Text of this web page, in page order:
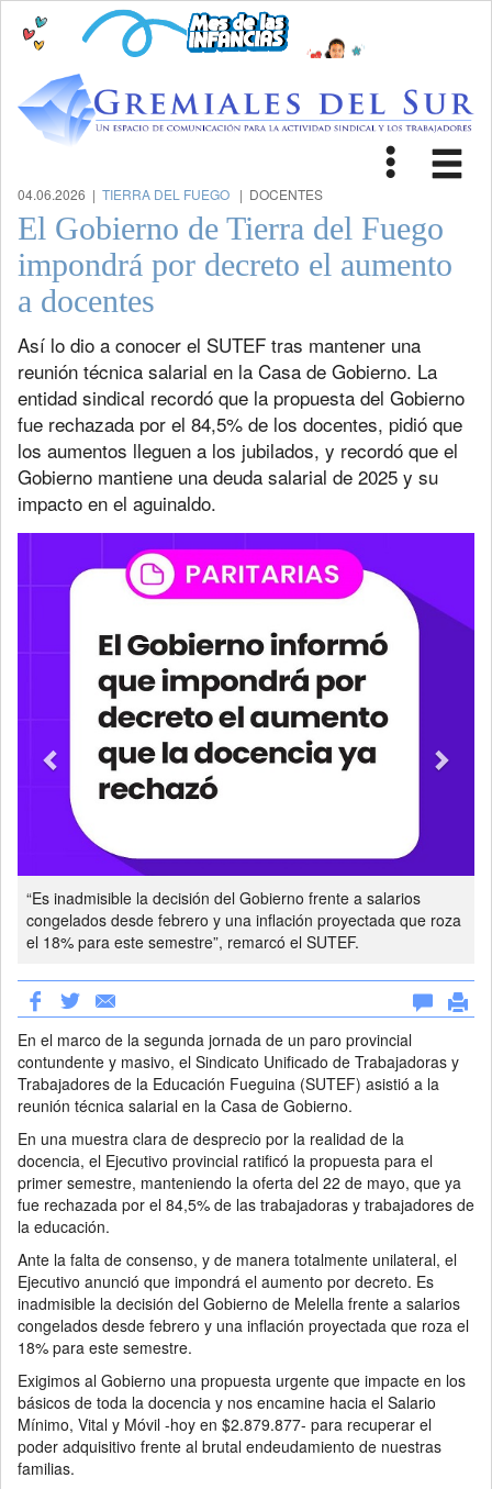
Toggle
04.06.2026 | TIERRA DEL FUEGO | DOCENTES
El Gobierno de Tierra del Fuego
impondrá por decreto el aumento
a docentes
Así lo dio a conocer el SUTEF tras mantener una
reunión técnica salarial en la Casa de Gobierno. La
entidad sindical recordó que la propuesta del Gobierno
fue rechazada por el 84,5% de los docentes, pidió que
los aumentos lleguen a los jubilados, y recordó que el
Gobierno mantiene una deuda salarial de 2025 y su
impacto en el aguinaldo.
“Es inadmisible la decisión del Gobierno frente a salarios
congelados desde febrero y una inflación proyectada que roza
el 18% para este semestre”, remarcó el SUTEF.
Previous
En el marco de la segunda jornada de un paro provincial
contundente y masivo, el Sindicato Unificado de Trabajadoras y
Trabajadores de la Educación Fueguina (SUTEF) asistió a la
reunión técnica salarial en la Casa de Gobierno.
En una muestra clara de desprecio por la realidad de la
docencia, el Ejecutivo provincial ratificó la propuesta para el
primer semestre, manteniendo la oferta del 22 de mayo, que ya
fue rechazada por el 84,5% de las trabajadoras y trabajadores de
la educación.
Ante la falta de consenso, y de manera totalmente unilateral, el
Ejecutivo anunció que impondrá el aumento por decreto. Es
inadmisible la decisión del Gobierno de Melella frente a salarios
congelados desde febrero y una inflación proyectada que roza el
18% para este semestre.
Exigimos al Gobierno una propuesta urgente que impacte en los
básicos de toda la docencia y nos encamine hacia el Salario
Mínimo, Vital y Móvil -hoy en $2.879.877- para recuperar el
poder adquisitivo frente al brutal endeudamiento de nuestras
familias.